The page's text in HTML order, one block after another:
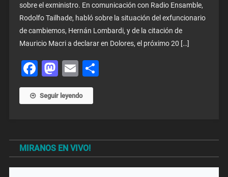
sobre el exministro. En comunicación con Radio Ensamble,
Rodolfo Tailhade, habló sobre la situación del exfuncionario
de cambiemos, Hernán Lombardi, y de la citación de
Mauricio Macri a declarar en Dolores, el próximo 20 […]
Facebook
Mastodon
EmailShare
Seguir leyendo
MIRANOS EN VIVO!